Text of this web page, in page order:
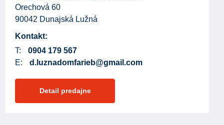
Orechová 60
90042 Dunajská Lužná
Kontakt:
T:
0904 179 567
E:
d.luznadomfarieb@gmail.com
Detail predajne